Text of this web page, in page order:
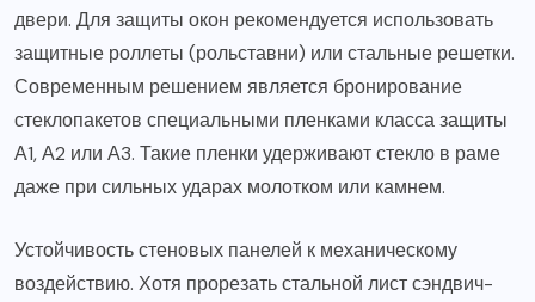
двери. Для защиты окон рекомендуется использовать
защитные роллеты (рольставни) или стальные решетки.
Современным решением является бронирование
стеклопакетов специальными пленками класса защиты
А1, А2 или А3. Такие пленки удерживают стекло в раме
даже при сильных ударах молотком или камнем.
Устойчивость стеновых панелей к механическому
воздействию. Хотя прорезать стальной лист сэндвич-